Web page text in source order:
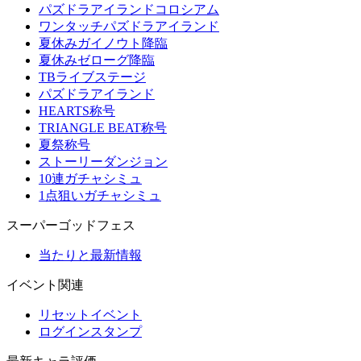
パズドラアイランドコロシアム
ワンタッチパズドラアイランド
夏休みガイノウト降臨
夏休みゼローグ降臨
TBライブステージ
パズドラアイランド
HEARTS称号
TRIANGLE BEAT称号
夏祭称号
ストーリーダンジョン
10連ガチャシミュ
1点狙いガチャシミュ
スーパーゴッドフェス
当たりと最新情報
イベント関連
リセットイベント
ログインスタンプ